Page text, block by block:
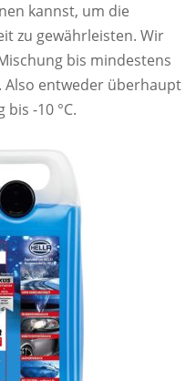
kannst, um die
zu gewährleisten. Wir
bis mindestens
Also entweder überhaupt
-10 °C.